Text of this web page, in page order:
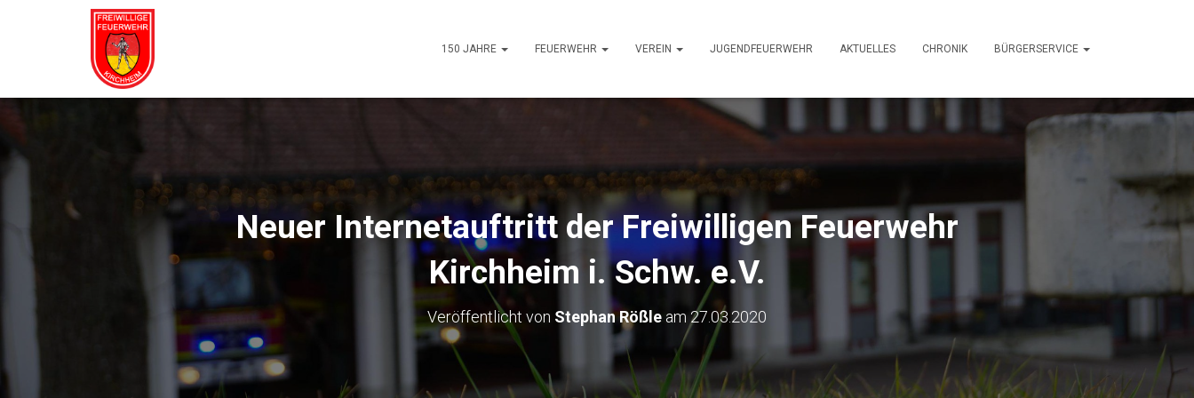
150 JAHRE FEUERWEHR VEREIN JUGENDFEUERWEHR AKTUELLES CHRONIK BÜRGERSERVICE
Neuer Internetauftritt der Freiwilligen Feuerwehr
Kirchheim i. Schw. e.V.
Veröffentlicht von Stephan Rößle am 27.03.2020